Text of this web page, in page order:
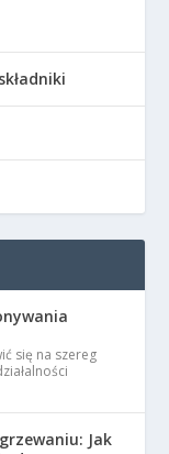
się na szereg
Jak